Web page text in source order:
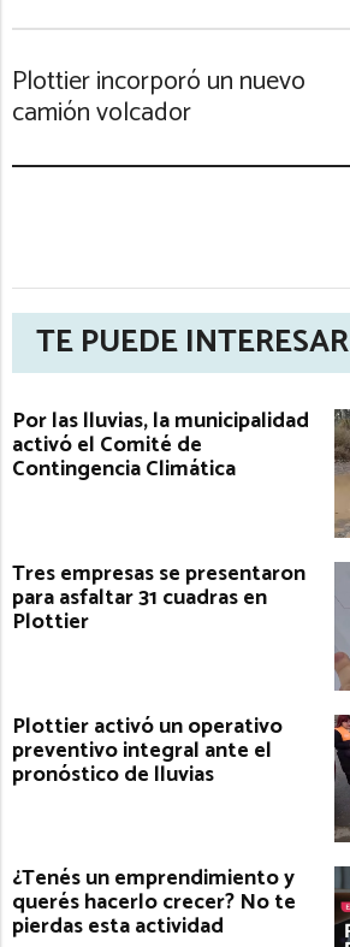
Plottier incorporó un nuevo
camión volcador
TE PUEDE INTERESAR
Por las lluvias, la municipalidad
activó el Comité de
Contingencia Climática
Tres empresas se presentaron
para asfaltar 31 cuadras en
Plottier
Plottier activó un operativo
preventivo integral ante el
pronóstico de lluvias
¿Tenés un emprendimiento y
querés hacerlo crecer? No te
pierdas esta actividad